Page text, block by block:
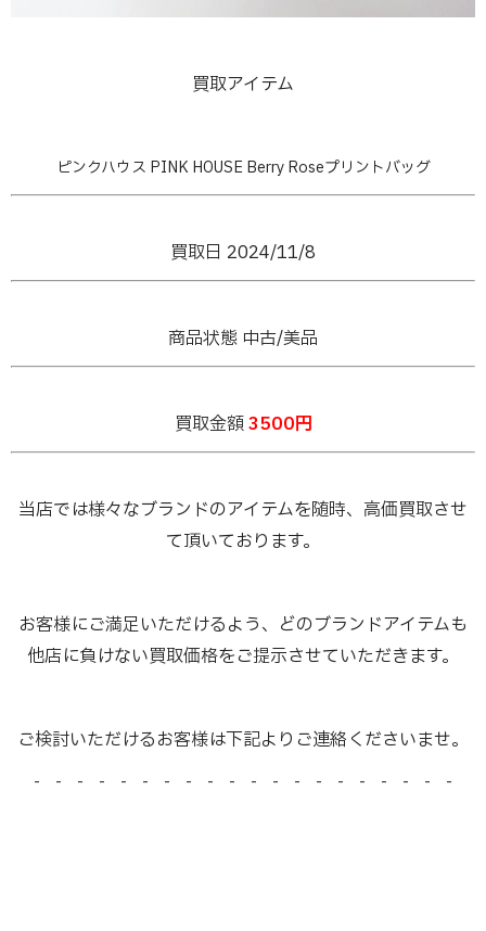
買取アイテム
ピンクハウス PINK HOUSE Berry Roseプリントバッグ
買取日 2024/11/8
商品状態 中古/美品
買取金額3500円
当店では様々なブランドのアイテムを随時、高価買取させ
て頂いております。
お客様にご満足いただけるよう、どのブランドアイテムも
他店に負けない買取価格をご提示させていただきます。
ご検討いただけるお客様は下記よりご連絡くださいませ。
- - - - - - - - - - - - - - - - - - - -